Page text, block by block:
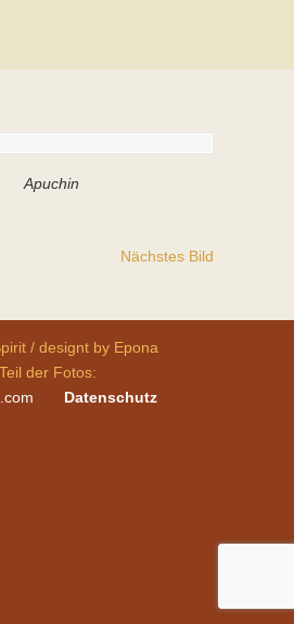
Apuchin
Nächstes Bild
/ designt by Epona
der Fotos:
Datenschutz